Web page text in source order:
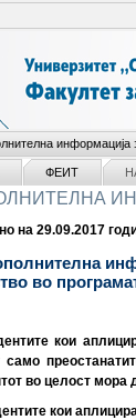
информација
ФЕИТ
на 29.09.2017
во
кои
само
во целост мора
кои